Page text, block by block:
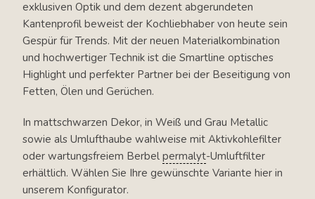
exklusiven Optik und dem dezent abgerundeten
Kantenprofil beweist der Kochliebhaber von heute sein
Gespür für Trends. Mit der neuen Materialkombination
und hochwertiger Technik ist die Smartline optisches
Highlight und perfekter Partner bei der Beseitigung von
Fetten, Ölen und Gerüchen.
In mattschwarzen Dekor, in Weiß und Grau Metallic
sowie als Umlufthaube wahlweise mit Aktivkohlefilter
oder wartungsfreiem Berbel permalyt-Umluftfilter
erhältlich. Wählen Sie Ihre gewünschte Variante hier in
unserem Konfigurator.